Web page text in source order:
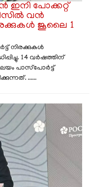
ഇനി പോക്കറ്റ്
വൻ
ജൂലൈ 1
നിരക്കുകൾ
14 വർഷത്തിന്
പാസ്‌പോർട്ട്
......